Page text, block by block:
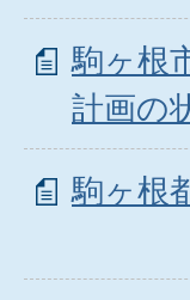
駒ヶ根
計画の
駒ヶ根